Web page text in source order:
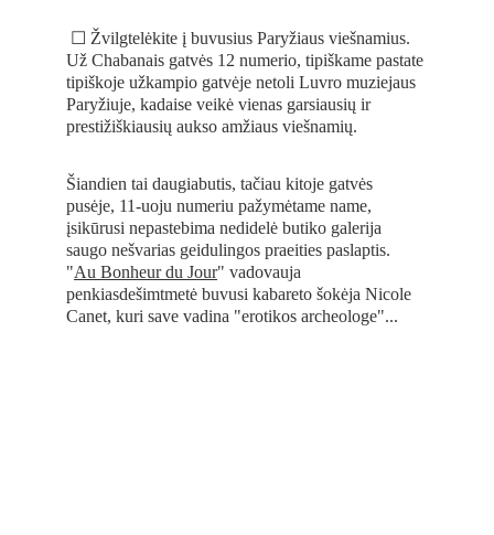
Už Chabanais gatvės 12 numerio, tipiškame pastate
tipiškoje užkampio gatvėje netoli Luvro muziejaus
Paryžiuje, kadaise veikė vienas garsiausių ir
prestižiškiausių aukso amžiaus viešnamių.
Šiandien tai daugiabutis, tačiau kitoje gatvės
pusėje, 11-uoju numeriu pažymėtame name,
įsikūrusi nepastebima nedidelė butiko galerija
saugo nešvarias geidulingos praeities paslaptis.
"Au Bonheur du Jour" vadovauja
penkiasdešimtmetė buvusi kabareto šokėja Nicole
Canet, kuri save vadina "erotikos archeologe"...